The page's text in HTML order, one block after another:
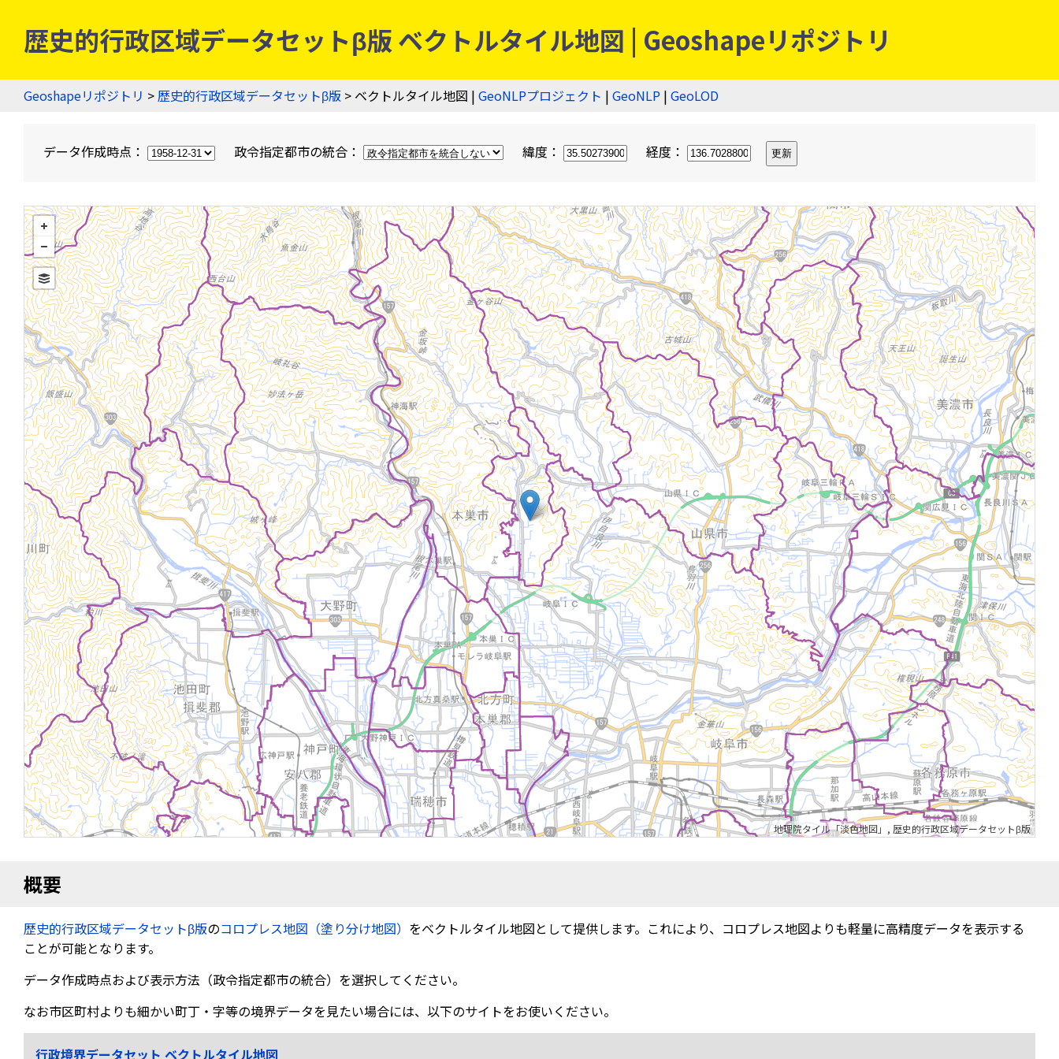
歴史的行政区域データセットβ版 ベクトルタイル地図 | Geoshapeリポジトリ
Geoshapeリポジトリ >歴史的行政区域データセットβ版 > ベクトルタイル地図 | GeoNLPプロジェクト | GeoNLP | GeoLOD
データ作成時点： 政令指定都市の統合： 緯度： 経度：
地理院タイル「淡色地図」 , 歴史的行政区域データセットβ版
概要
歴史的行政区域データセットβ版のコロプレス地図（塗り分け地図） をベクトルタイル地図として提供します。これにより、コロプレス地図よりも軽量に高精度データを表示する
ことが可能となります。
データ作成時点および表示方法（政令指定都市の統合）を選択してください。
なお市区町村よりも細かい町丁・字等の境界データを見たい場合には、以下のサイトをお使いください。
行政境界データセット ベクトルタイル地図